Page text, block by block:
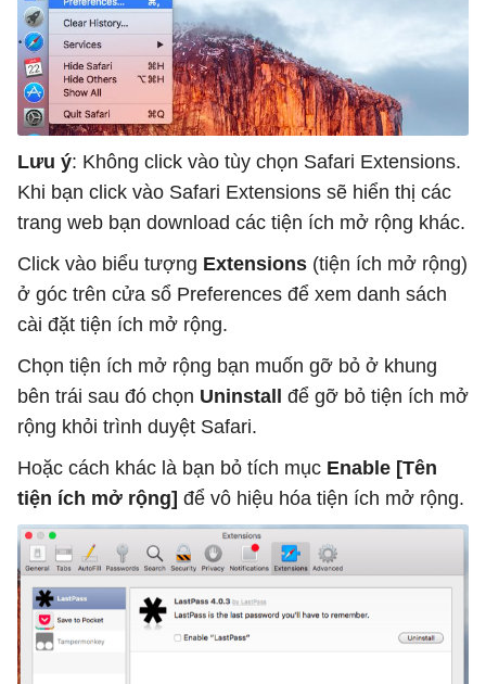
Lưu ý: Không click vào tùy chọn Safari Extensions.
Khi bạn click vào Safari Extensions sẽ hiển thị các
trang web bạn download các tiện ích mở rộng khác.
Click vào biểu tượng Extensions (tiện ích mở rộng)
ở góc trên cửa sổ Preferences để xem danh sách
cài đặt tiện ích mở rộng.
Chọn tiện ích mở rộng bạn muốn gỡ bỏ ở khung
bên trái sau đó chọn Uninstall
để gỡ bỏ tiện ích mở
rộng khỏi trình duyệt Safari.
Hoặc cách khác là bạn bỏ tích mục Enable [Tên
tiện ích mở rộng] để vô hiệu hóa tiện ích mở rộng.